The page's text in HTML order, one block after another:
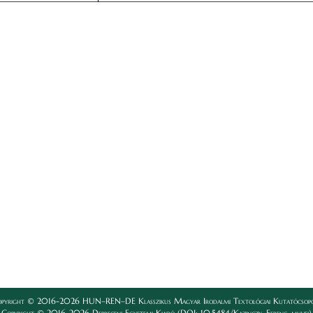
© 2016-2026 HUN–REN–DE Klasszikus Magyar Irodalmi Textológiai